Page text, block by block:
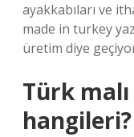
ayakkabıları ve
made in turkey
üretim diye
Türk
hangileri?